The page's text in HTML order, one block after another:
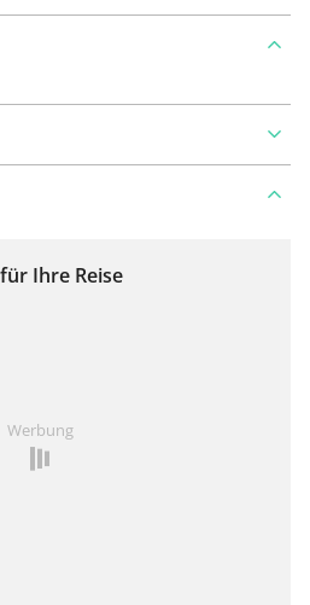
Ihre Reise
Werbung